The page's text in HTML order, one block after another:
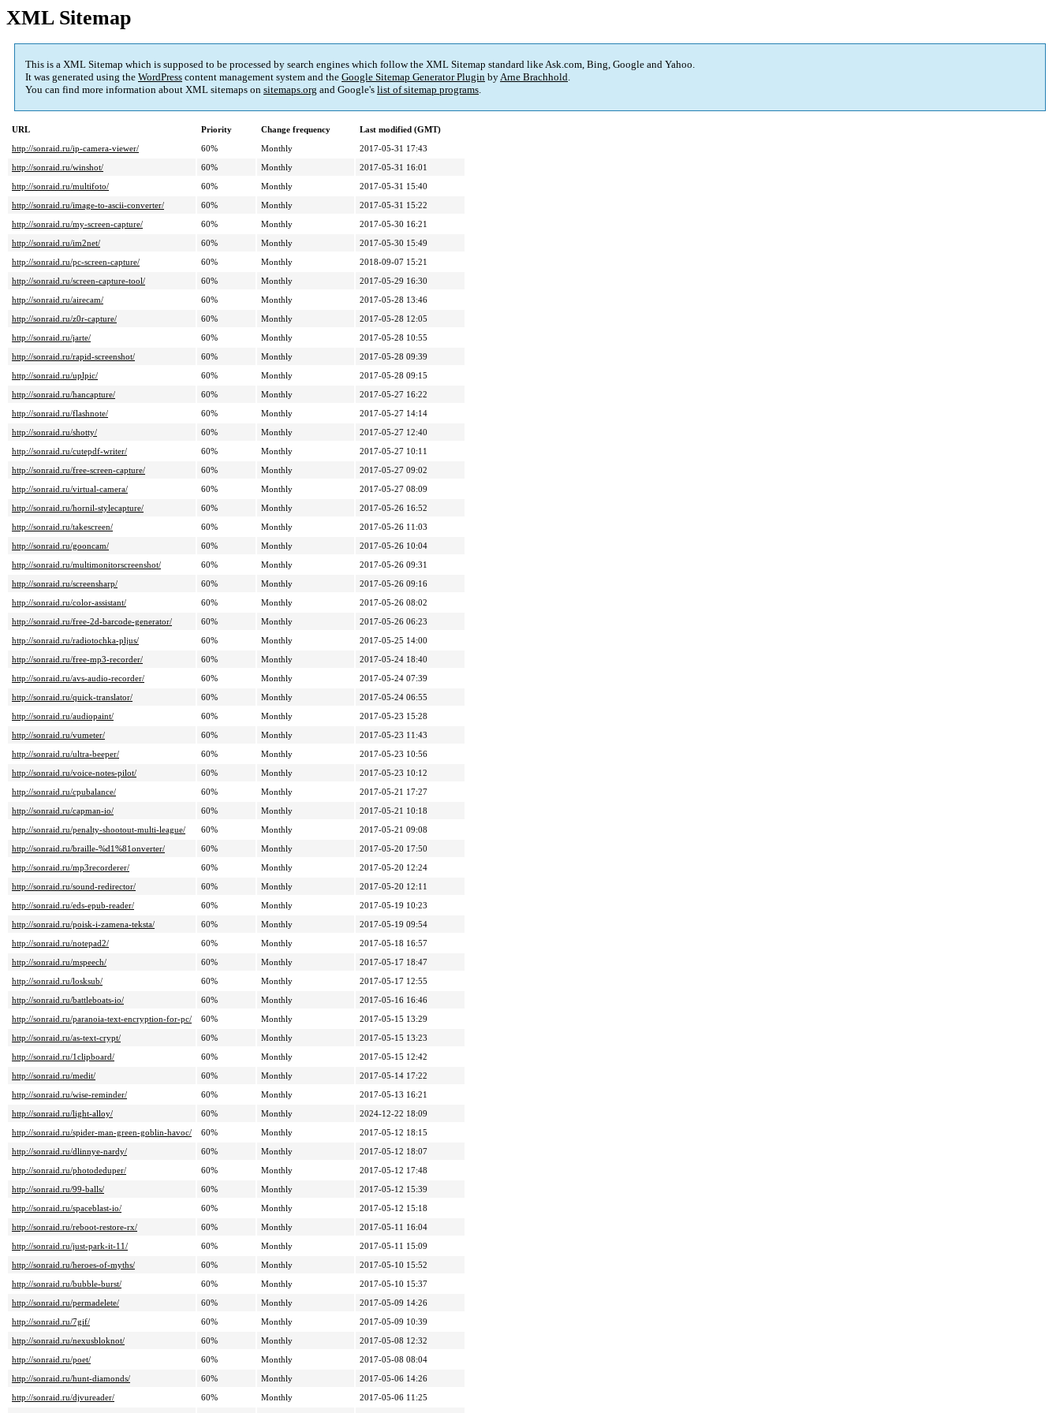
XML Sitemap
This is a XML Sitemap which is supposed to be processed by search engines which follow the XML Sitemap standard like Ask.com, Bing, Google and Yahoo.
It was generated using the WordPress content management system and the Google Sitemap Generator Plugin byArne Brachhold.
You can find more information about XML sitemaps on sitemaps.org and Google's list of sitemap programs.
URL Priority Change frequency
Last modified (GMT)
http://sonraid.ru/ip-camera-viewer/
60% Monthly
2017-05-31 17:43
http://sonraid.ru/winshot/
60% Monthly
2017-05-31 16:01
http://sonraid.ru/multifoto/
60% Monthly
2017-05-31 15:40
http://sonraid.ru/image-to-ascii-converter/
60% Monthly
2017-05-31 15:22
http://sonraid.ru/my-screen-capture/
60% Monthly
2017-05-30 16:21
http://sonraid.ru/im2net/
60% Monthly
2017-05-30 15:49
http://sonraid.ru/pc-screen-capture/
60% Monthly
2018-09-07 15:21
http://sonraid.ru/screen-capture-tool/
60% Monthly
2017-05-29 16:30
http://sonraid.ru/airecam/
60% Monthly
2017-05-28 13:46
http://sonraid.ru/z0r-capture/
60% Monthly
2017-05-28 12:05
http://sonraid.ru/jarte/
60% Monthly
2017-05-28 10:55
http://sonraid.ru/rapid-screenshot/
60% Monthly
2017-05-28 09:39
http://sonraid.ru/uplpic/
60% Monthly
2017-05-28 09:15
http://sonraid.ru/hancapture/
60% Monthly
2017-05-27 16:22
http://sonraid.ru/flashnote/
60% Monthly
2017-05-27 14:14
http://sonraid.ru/shotty/
60% Monthly
2017-05-27 12:40
http://sonraid.ru/cutepdf-writer/
60% Monthly
2017-05-27 10:11
http://sonraid.ru/free-screen-capture/
60% Monthly
2017-05-27 09:02
http://sonraid.ru/virtual-camera/
60% Monthly
2017-05-27 08:09
http://sonraid.ru/hornil-stylecapture/
60% Monthly
2017-05-26 16:52
http://sonraid.ru/takescreen/
60% Monthly
2017-05-26 11:03
http://sonraid.ru/gooncam/
60% Monthly
2017-05-26 10:04
http://sonraid.ru/multimonitorscreenshot/
60% Monthly
2017-05-26 09:31
http://sonraid.ru/screensharp/
60% Monthly
2017-05-26 09:16
http://sonraid.ru/color-assistant/
60% Monthly
2017-05-26 08:02
http://sonraid.ru/free-2d-barcode-generator/
60% Monthly
2017-05-26 06:23
http://sonraid.ru/radiotochka-pljus/
60% Monthly
2017-05-25 14:00
http://sonraid.ru/free-mp3-recorder/
60% Monthly
2017-05-24 18:40
http://sonraid.ru/avs-audio-recorder/
60% Monthly
2017-05-24 07:39
http://sonraid.ru/quick-translator/
60% Monthly
2017-05-24 06:55
http://sonraid.ru/audiopaint/
60% Monthly
2017-05-23 15:28
http://sonraid.ru/vumeter/
60% Monthly
2017-05-23 11:43
http://sonraid.ru/ultra-beeper/
60% Monthly
2017-05-23 10:56
http://sonraid.ru/voice-notes-pilot/
60% Monthly
2017-05-23 10:12
http://sonraid.ru/cpubalance/
60% Monthly
2017-05-21 17:27
http://sonraid.ru/capman-io/
60% Monthly
2017-05-21 10:18
http://sonraid.ru/penalty-shootout-multi-league/
60% Monthly
2017-05-21 09:08
http://sonraid.ru/braille-%d1%81onverter/
60% Monthly
2017-05-20 17:50
http://sonraid.ru/mp3recorderer/
60% Monthly
2017-05-20 12:24
http://sonraid.ru/sound-redirector/
60% Monthly
2017-05-20 12:11
http://sonraid.ru/eds-epub-reader/
60% Monthly
2017-05-19 10:23
http://sonraid.ru/poisk-i-zamena-teksta/
60% Monthly
2017-05-19 09:54
http://sonraid.ru/notepad2/
60% Monthly
2017-05-18 16:57
http://sonraid.ru/mspeech/
60% Monthly
2017-05-17 18:47
http://sonraid.ru/losksub/
60% Monthly
2017-05-17 12:55
http://sonraid.ru/battleboats-io/
60% Monthly
2017-05-16 16:46
http://sonraid.ru/paranoia-text-encryption-for-pc/
60% Monthly
2017-05-15 13:29
http://sonraid.ru/as-text-crypt/
60% Monthly
2017-05-15 13:23
http://sonraid.ru/1clipboard/
60% Monthly
2017-05-15 12:42
http://sonraid.ru/medit/
60% Monthly
2017-05-14 17:22
http://sonraid.ru/wise-reminder/
60% Monthly
2017-05-13 16:21
http://sonraid.ru/light-alloy/
60% Monthly
2024-12-22 18:09
http://sonraid.ru/spider-man-green-goblin-havoc/
60% Monthly
2017-05-12 18:15
http://sonraid.ru/dlinnye-nardy/
60% Monthly
2017-05-12 18:07
http://sonraid.ru/photodeduper/
60% Monthly
2017-05-12 17:48
http://sonraid.ru/99-balls/
60% Monthly
2017-05-12 15:39
http://sonraid.ru/spaceblast-io/
60% Monthly
2017-05-12 15:18
http://sonraid.ru/reboot-restore-rx/
60% Monthly
2017-05-11 16:04
http://sonraid.ru/just-park-it-11/
60% Monthly
2017-05-11 15:09
http://sonraid.ru/heroes-of-myths/
60% Monthly
2017-05-10 15:52
http://sonraid.ru/bubble-burst/
60% Monthly
2017-05-10 15:37
http://sonraid.ru/permadelete/
60% Monthly
2017-05-09 14:26
http://sonraid.ru/7gif/
60% Monthly
2017-05-09 10:39
http://sonraid.ru/nexusbloknot/
60% Monthly
2017-05-08 12:32
http://sonraid.ru/poet/
60% Monthly
2017-05-08 08:04
http://sonraid.ru/hunt-diamonds/
60% Monthly
2017-05-06 14:26
http://sonraid.ru/djvureader/
60% Monthly
2017-05-06 11:25